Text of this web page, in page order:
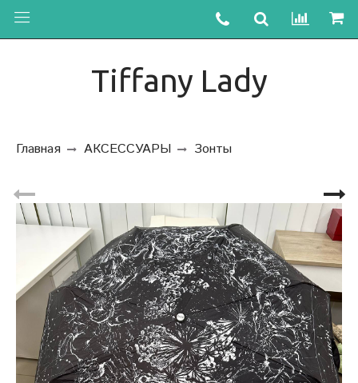
Tiffany Lady
Главная АКСЕССУАРЫ Зонты